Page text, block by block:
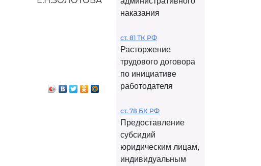
наказания
ст. 81 ТК РФ
Расторжение
трудового договора
по инициативе
работодателя
ст. 78 БК РФ
Предоставление
субсидий
юридическим лицам,
индивидуальным